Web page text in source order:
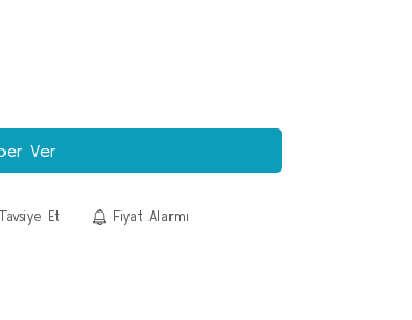
Ver
Tavsiye Et Fiyat Alarmı